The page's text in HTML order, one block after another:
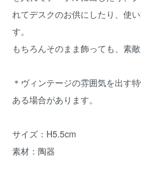
れてデスクのお供にしたり、使
す。
もちろんそのまま飾っても、素
＊ヴィンテージの雰囲気を出す
ある場合があります。
サイズ：H5.5cm
素材：陶器